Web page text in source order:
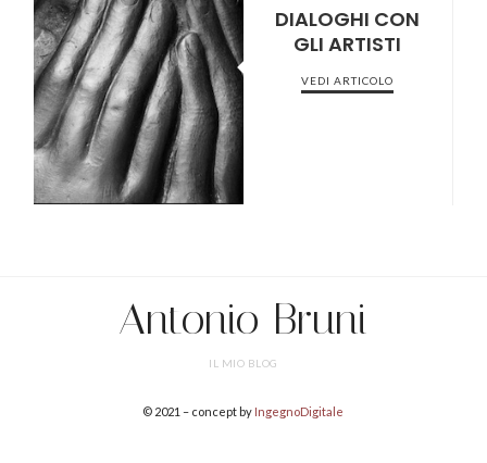
2022-04-04
DIALOGHI CON
GLI ARTISTI
VEDI ARTICOLO
Antonio Bruni
IL MIO BLOG
© 2021 – concept by IngegnoDigitale